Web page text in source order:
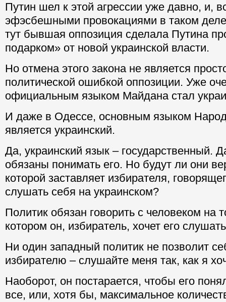
Путин шел к этой агрессии уже давно, и,
эфэсбешными провокациями в таком
тут бывшая оппозиция сделала Путина
подарком» от новой украинской власти.
Но отмена этого закона не является
политической ошибкой оппозиции. Уже
официальным языком Майдана стал
И даже в Одессе, основным языком
является украинский.
Да, украинский язык – государственный.
обязаны понимать его. Но будут ли они
которой заставляет избирателя,
слушать себя на украинском?
Политик обязан говорить с человеком на
котором он, избиратель, хочет его
Ни один западный политик не позволит
избирателю – слушайте меня так, как я
Наоборот, он постарается, чтобы его
все, или, хотя бы, максимальное